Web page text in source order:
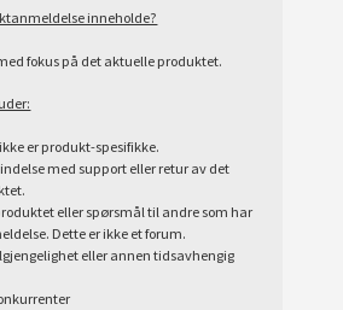
inneholde?
fokus på det aktuelle produktet.
er produkt-spesifikke.
med support eller retur av det
eller spørsmål til andre som har
Dette er ikke et forum.
eller annen tidsavhengig